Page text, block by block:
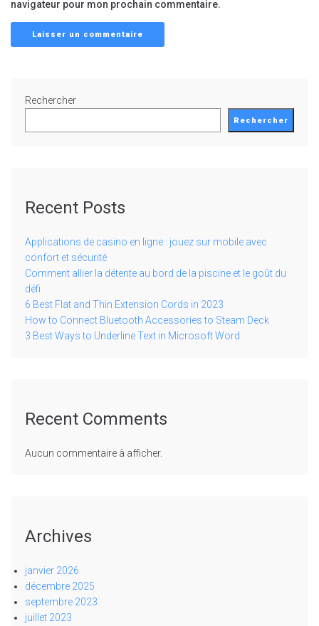
navigateur pour mon prochain commentaire.
Rechercher
Rechercher
Recent Posts
Applications de casino en ligne : jouez sur mobile avec
confort et sécurité
Comment allier la détente au bord de la piscine et le goût du
défi
6 Best Flat and Thin Extension Cords in 2023
How to Connect Bluetooth Accessories to Steam Deck
3 Best Ways to Underline Text in Microsoft Word
Recent Comments
Aucun commentaire à afficher.
Archives
janvier 2026
décembre 2025
septembre 2023
juillet 2023